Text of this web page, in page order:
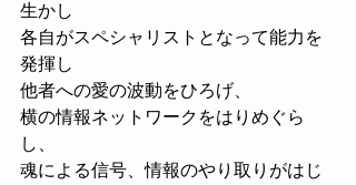
生かし
各自がスペシャリストとなって能力を
発揮し
他者への愛の波動をひろげ、
横の情報ネットワークをはりめぐら
し、
魂による信号、情報のやり取りがはじ